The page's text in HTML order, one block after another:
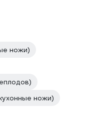
ножи)
ножи)